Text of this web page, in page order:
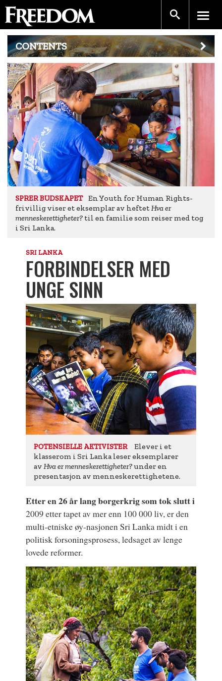
CONTENTS
SPRER BUDSKAPET
En Youth for Human Rights-
frivillig viser et eksemplar av heftetHva er
menneskerettigheter? til en familie som reiser med tog
i Sri Lanka.
SRI LANKA
FORBINDELSER MED
UNGE SINN
POTENSIELLE AKTIVISTER
Elever i et
klasserom i Sri Lanka leser eksemplarer
avHva er menneskerettigheter?under en
presentasjon av menneskerettighetene.
Etter en 26 år lang borgerkrig som tok slutt i
2009 etter tapet av mer enn 100 000 liv, er den
multi-etniske øy-nasjonen Sri Lanka midt i en
politisk forsoningsprosess, ledsaget av lenge
lovede reformer.